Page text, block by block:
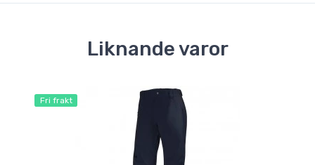
Liknande varor
Fri frakt